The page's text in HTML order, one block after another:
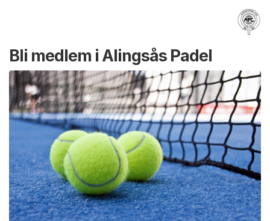
Bli medlem i Alingsås Padel